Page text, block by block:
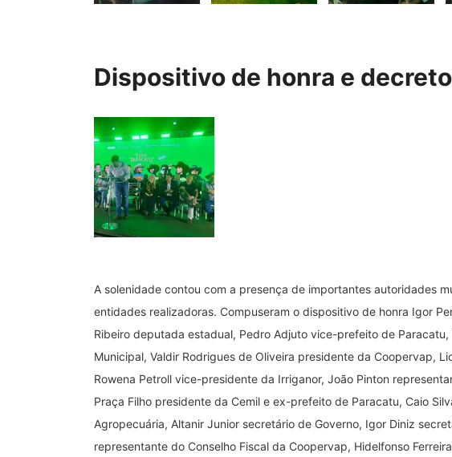
Dispositivo de honra e decreto
A solenidade contou com a presença de importantes autoridades
entidades realizadoras. Compuseram o dispositivo de honra Igor
Ribeiro deputada estadual, Pedro Adjuto vice-prefeito de
Municipal, Valdir Rodrigues de Oliveira presidente da Coopervap,
Rowena Petroll vice-presidente da Irriganor, João Pinton
Praça Filho presidente da Cemil e ex-prefeito de Paracatu, Caio
Agropecuária, Altanir Junior secretário de Governo, Igor Diniz
representante do Conselho Fiscal da Coopervap, Hidelfonso